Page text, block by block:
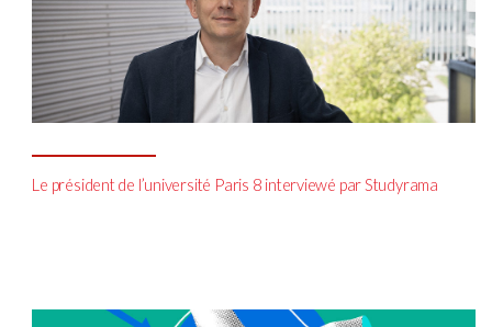
Le président de l’université Paris 8 interviewé par Studyrama